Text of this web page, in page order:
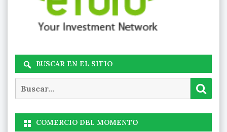
BUSCAR EN EL SITIO
COMERCIO DEL MOMENTO